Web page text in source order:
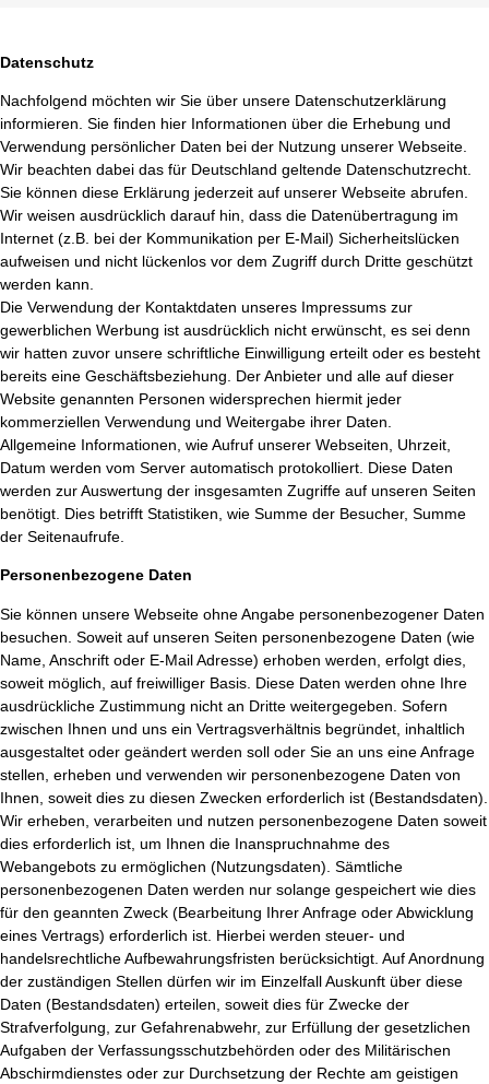
Datenschutz
Nachfolgend möchten wir Sie über unsere Datenschutzerklärung
informieren. Sie finden hier Informationen über die Erhebung und
Verwendung persönlicher Daten bei der Nutzung unserer Webseite.
Wir beachten dabei das für Deutschland geltende Datenschutzrecht.
Sie können diese Erklärung jederzeit auf unserer Webseite abrufen.
Wir weisen ausdrücklich darauf hin, dass die Datenübertragung im
Internet (z.B. bei der Kommunikation per E-Mail) Sicherheitslücken
aufweisen und nicht lückenlos vor dem Zugriff durch Dritte geschützt
werden kann.
Die Verwendung der Kontaktdaten unseres Impressums zur
gewerblichen Werbung ist ausdrücklich nicht erwünscht, es sei denn
wir hatten zuvor unsere schriftliche Einwilligung erteilt oder es besteht
bereits eine Geschäftsbeziehung. Der Anbieter und alle auf dieser
Website genannten Personen widersprechen hiermit jeder
kommerziellen Verwendung und Weitergabe ihrer Daten.
Allgemeine Informationen, wie Aufruf unserer Webseiten, Uhrzeit,
Datum werden vom Server automatisch protokolliert. Diese Daten
werden zur Auswertung der insgesamten Zugriffe auf unseren Seiten
benötigt. Dies betrifft Statistiken, wie Summe der Besucher, Summe
der Seitenaufrufe.
Personenbezogene Daten
Sie können unsere Webseite ohne Angabe personenbezogener Daten
besuchen. Soweit auf unseren Seiten personenbezogene Daten (wie
Name, Anschrift oder E-Mail Adresse) erhoben werden, erfolgt dies,
soweit möglich, auf freiwilliger Basis. Diese Daten werden ohne Ihre
ausdrückliche Zustimmung nicht an Dritte weitergegeben. Sofern
zwischen Ihnen und uns ein Vertragsverhältnis begründet, inhaltlich
ausgestaltet oder geändert werden soll oder Sie an uns eine Anfrage
stellen, erheben und verwenden wir personenbezogene Daten von
Ihnen, soweit dies zu diesen Zwecken erforderlich ist (Bestandsdaten).
Wir erheben, verarbeiten und nutzen personenbezogene Daten soweit
dies erforderlich ist, um Ihnen die Inanspruchnahme des
Webangebots zu ermöglichen (Nutzungsdaten). Sämtliche
personenbezogenen Daten werden nur solange gespeichert wie dies
für den geannten Zweck (Bearbeitung Ihrer Anfrage oder Abwicklung
eines Vertrags) erforderlich ist. Hierbei werden steuer- und
handelsrechtliche Aufbewahrungsfristen berücksichtigt. Auf Anordnung
der zuständigen Stellen dürfen wir im Einzelfall Auskunft über diese
Daten (Bestandsdaten) erteilen, soweit dies für Zwecke der
Strafverfolgung, zur Gefahrenabwehr, zur Erfüllung der gesetzlichen
Aufgaben der Verfassungsschutzbehörden oder des Militärischen
Abschirmdienstes oder zur Durchsetzung der Rechte am geistigen